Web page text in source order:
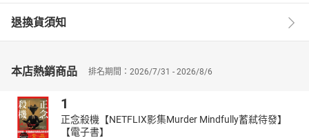
退換貨須知
本店熱銷商品 排名期間：2026/7/31 - 2026/8/6
1
正念殺機【NETFLIX影集Murder Mindfully蓄弒待發】
【電子書】